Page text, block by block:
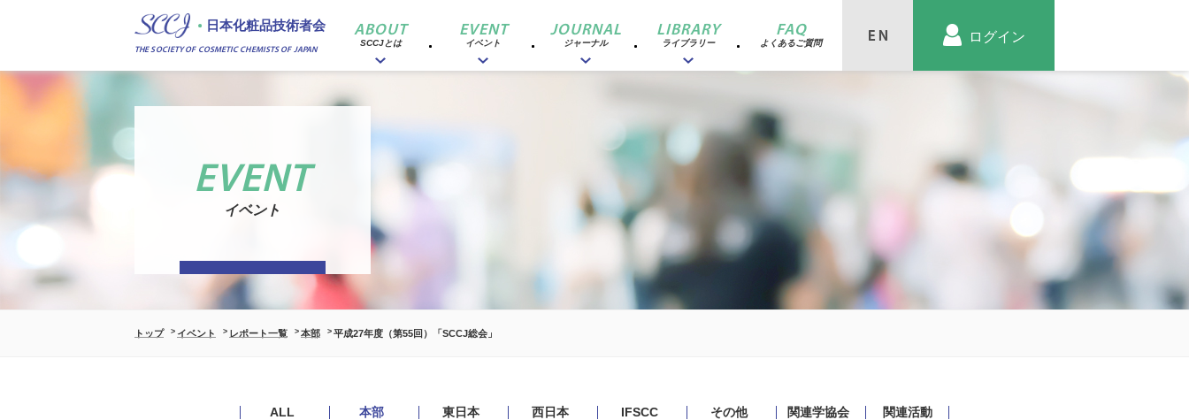
日本化粧品技術者会
THE SOCIETY OF COSMETIC CHEMISTS OF JAPAN
ログイン
ABOUT
SCCJとは
EVENT
イベント
JOURNAL
ジャーナル
LIBRARY
ライブラリー
FAQ
よくあるご質問
EVENT
イベント
トップ イベント レポート一覧 本部 平成27年度（第55回）「SCCJ総会」
ALL 本部 東日本 西日本 IFSCC その他 関連学協会 関連活動